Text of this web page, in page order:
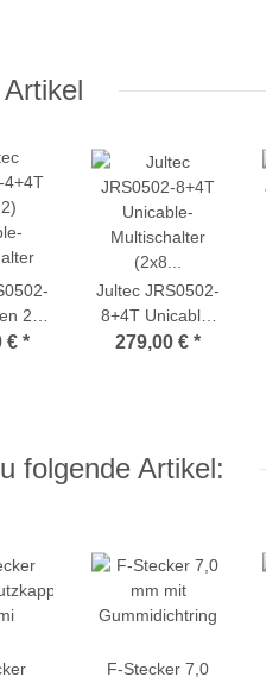
2)
€ *
Jultec JRS0502-
8+4T Unicable-
Multischalter (2x8
Technologie)
279,00 € *
folgende Artikel:
F-Stecker 7,0